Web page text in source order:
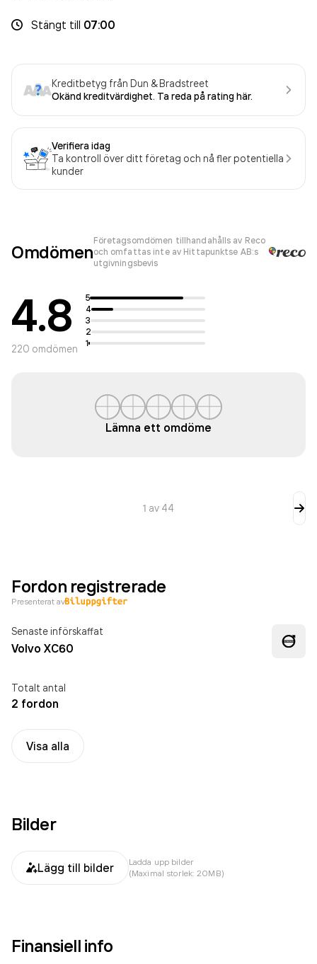
Stängt till 07:00
Kreditbetyg från Dun & Bradstreet
Okänd kreditvärdighet. Ta reda på rating här.
Verifiera idag
Ta kontroll över ditt företag och nå fler potentiella
kunder
Omdömen
Företagsomdömen tillhandahålls av Reco
och omfattas inte av Hittapunktse AB:s
utgivningsbevis
4.8
220 omdömen
5
4
3
2
1
Lämna ett omdöme
1 av 44
Fordon registrerade
Presenterat av
Senaste införskaffat
Volvo XC60
Totalt antal
2 fordon
Visa alla
Bilder
Lägg till bilder
Ladda upp bilder
(Maximal storlek: 20MB)
Finansiell info